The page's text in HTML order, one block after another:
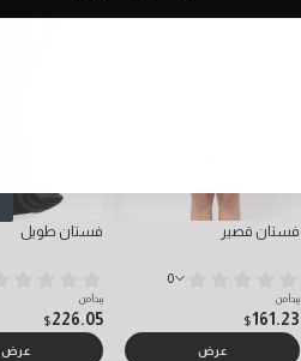
فستان قصير
0
يبدأ من
161.23
$
عرض
فستان طويل
يبدأ من
226.05
$
عرض